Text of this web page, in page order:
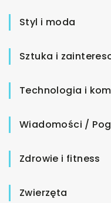
Styl i moda
Sztuka i
Technologia i
Wiadomości /
Zdrowie i fitness
Zwierzęta